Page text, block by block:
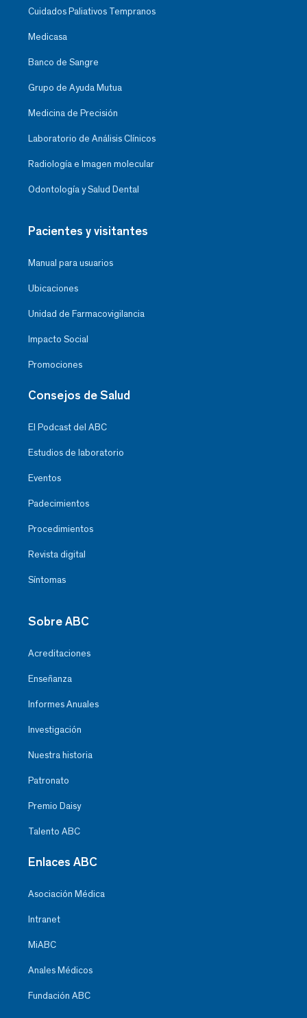
Cuidados Paliativos Tempranos
Medicasa
Banco de Sangre
Grupo de Ayuda Mutua
Medicina de Precisión
Laboratorio de Análisis Clínicos
Radiología e Imagen molecular
Odontología y Salud Dental
Pacientes y visitantes
Manual para usuarios
Ubicaciones
Unidad de Farmacovigilancia
Impacto Social
Promociones
Consejos de Salud
El Podcast del ABC
Estudios de laboratorio
Eventos
Padecimientos
Procedimientos
Revista digital
Síntomas
Sobre ABC
Acreditaciones
Enseñanza
Informes Anuales
Investigación
Nuestra historia
Patronato
Premio Daisy
Talento ABC
Enlaces ABC
Asociación Médica
Intranet
MiABC
Anales Médicos
Fundación ABC